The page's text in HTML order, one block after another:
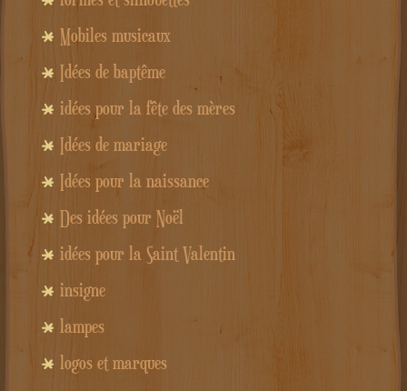
Mobiles musicaux
Idées de baptême
idées pour la fête des mères
Idées de mariage
Idées pour la naissance
Des idées pour Noël
idées pour la Saint Valentin
insigne
lampes
logos et marques